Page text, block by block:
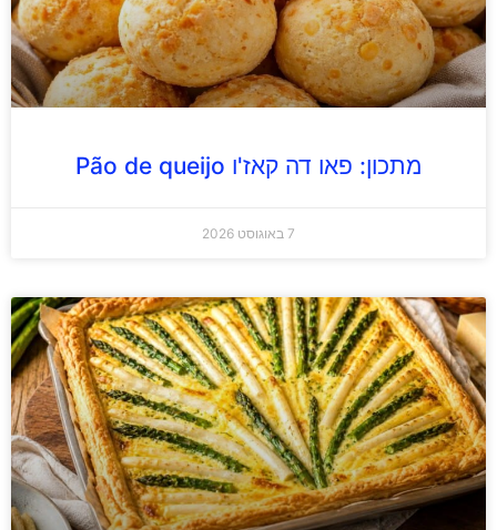
מתכון: פאו דה קאז'ו Pão de queijo
7 באוגוסט 2026